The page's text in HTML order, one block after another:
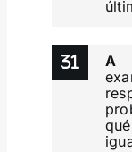
A